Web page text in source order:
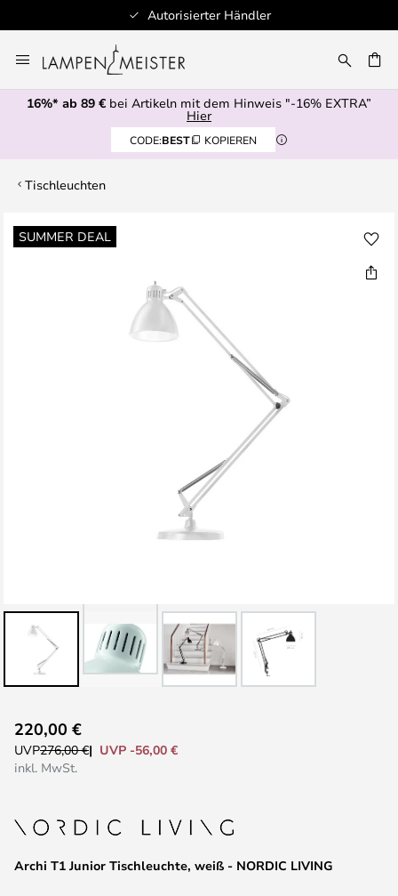
Autorisierter Händler
Inhalt
springen
16%* ab 89 € bei Artikeln mit dem Hinweis "-16% EXTRA”
Hier
CODE:BEST KOPIEREN
Tischleuchten
SUMMER DEAL
Zum
Ende
Anfang
der
Archi T1 Junior Tischleuchte, weiß - NORDIC LIVING
220,00 €
UVP276,00 €
UVP -56,00 €
inkl. MwSt.